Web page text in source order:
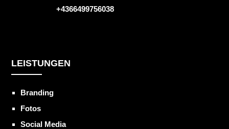
+4366499756038
LEISTUNGEN
Branding
Fotos
Social Media